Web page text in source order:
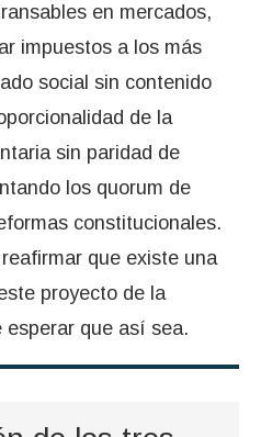
en mercados,
impuestos a los más
social sin contenido
de la
sin paridad de
los quorum de
constitucionales.
que existe una
proyecto de la
esperar que así sea.